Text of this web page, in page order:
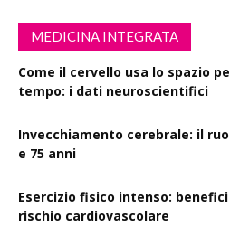
MEDICINA INTEGRATA
Come il cervello usa lo spazio
tempo: i dati neuroscientifici
Invecchiamento cerebrale: il
e 75 anni
Esercizio fisico intenso:
rischio cardiovascolare